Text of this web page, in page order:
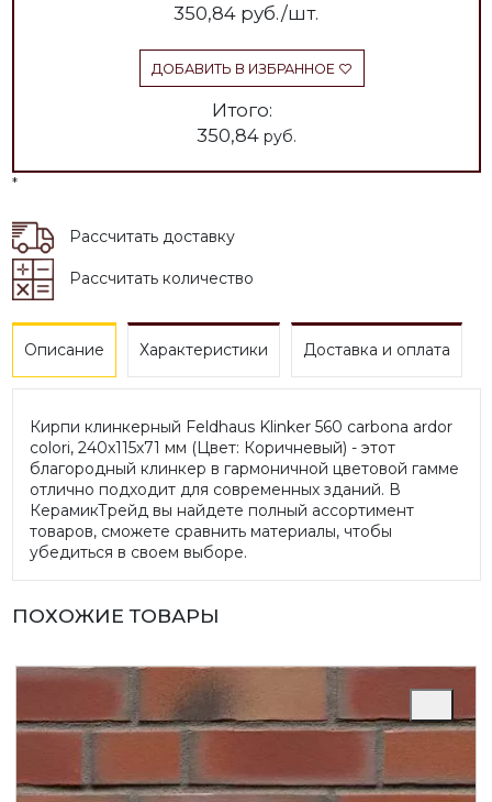
350,84руб./шт.
ДОБАВИТЬ В ИЗБРАННОЕ
Итого:
350,84руб.
*
Рассчитать доставку
Рассчитать количество
Описание Характеристики Доставка и оплата
Кирпи клинкерный Feldhaus Klinker 560 carbona ardor
colori, 240х115х71 мм (Цвет: Коричневый) - этот
благородный клинкер в гармоничной цветовой гамме
отлично подходит для современных зданий. В
КерамикТрейд вы найдете полный ассортимент
товаров, сможете сравнить материалы, чтобы
убедиться в своем выборе.
ПОХОЖИЕ ТОВАРЫ